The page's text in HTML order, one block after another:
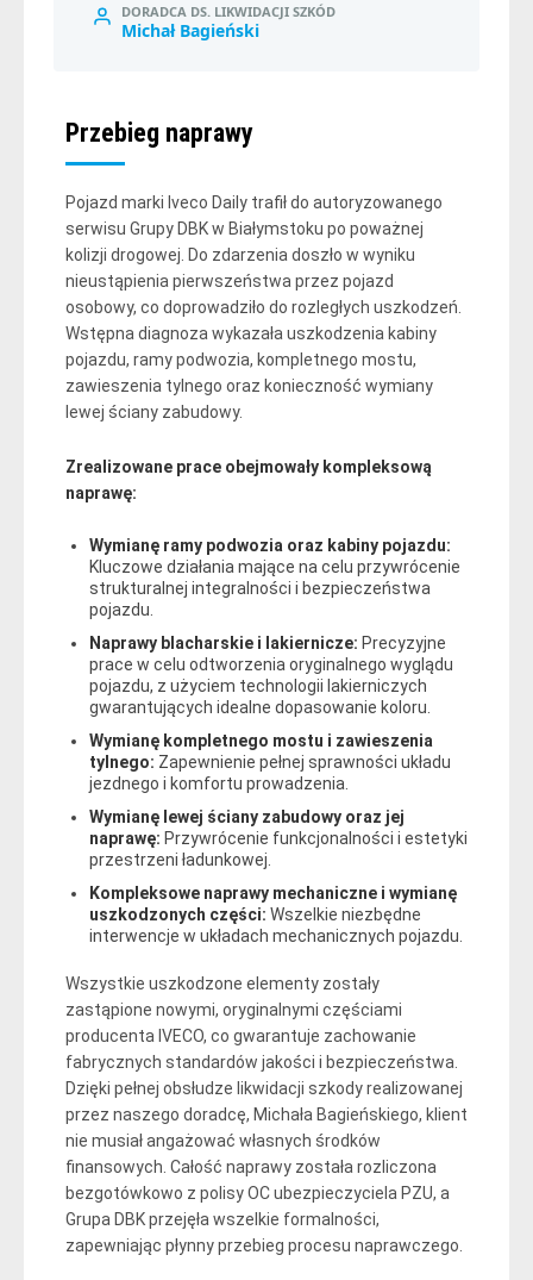
DORADCA DS. LIKWIDACJI SZKÓD
Michał Bagieński
Przebieg naprawy
Pojazd marki Iveco Daily trafił do autoryzowanego
serwisu Grupy DBK w Białymstoku po poważnej
kolizji drogowej. Do zdarzenia doszło w wyniku
nieustąpienia pierwszeństwa przez pojazd
osobowy, co doprowadziło do rozległych uszkodzeń.
Wstępna diagnoza wykazała uszkodzenia kabiny
pojazdu, ramy podwozia, kompletnego mostu,
zawieszenia tylnego oraz konieczność wymiany
lewej ściany zabudowy.
Zrealizowane prace obejmowały kompleksową
naprawę:
Wymianę ramy podwozia oraz kabiny pojazdu:
Kluczowe działania mające na celu przywrócenie
strukturalnej integralności i bezpieczeństwa
pojazdu.
Naprawy blacharskie i lakiernicze: Precyzyjne
prace w celu odtworzenia oryginalnego wyglądu
pojazdu, z użyciem technologii lakierniczych
gwarantujących idealne dopasowanie koloru.
Wymianę kompletnego mostu i zawieszenia
tylnego: Zapewnienie pełnej sprawności układu
jezdnego i komfortu prowadzenia.
Wymianę lewej ściany zabudowy oraz jej
naprawę: Przywrócenie funkcjonalności i estetyki
przestrzeni ładunkowej.
Kompleksowe naprawy mechaniczne i wymianę
uszkodzonych części: Wszelkie niezbędne
interwencje w układach mechanicznych pojazdu.
Wszystkie uszkodzone elementy zostały
zastąpione nowymi, oryginalnymi częściami
producenta IVECO, co gwarantuje zachowanie
fabrycznych standardów jakości i bezpieczeństwa.
Dzięki pełnej obsłudze likwidacji szkody realizowanej
przez naszego doradcę, Michała Bagieńskiego, klient
nie musiał angażować własnych środków
finansowych. Całość naprawy została rozliczona
bezgotówkowo z polisy OC ubezpieczyciela PZU, a
Grupa DBK przejęła wszelkie formalności,
zapewniając płynny przebieg procesu naprawczego.